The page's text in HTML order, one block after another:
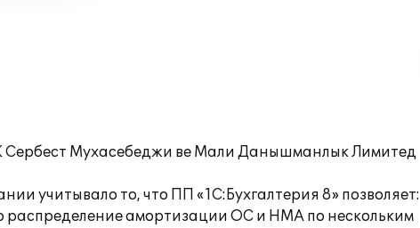
Сербест Мухасебеджи ве Мали Данышманлык Лимитед
учитывало то, что ПП «1С:Бухгалтерия 8» позволяет:
распределение амортизации ОС и НМА по нескольким